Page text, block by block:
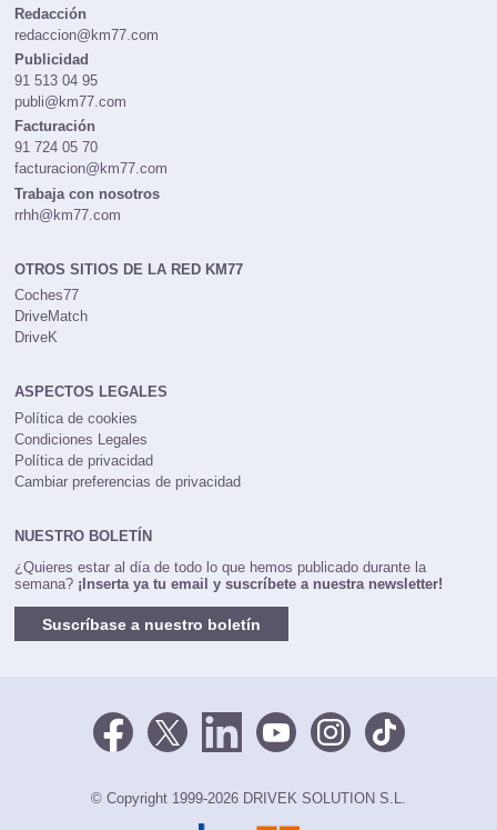
Redacción
redaccion@km77.com
Publicidad
91 513 04 95
publi@km77.com
Facturación
91 724 05 70
facturacion@km77.com
Trabaja con nosotros
rrhh@km77.com
OTROS SITIOS DE LA RED KM77
Coches77
DriveMatch
DriveK
ASPECTOS LEGALES
Política de cookies
Condiciones Legales
Política de privacidad
Cambiar preferencias de privacidad
NUESTRO BOLETÍN
¿Quieres estar al día de todo lo que hemos publicado durante la
semana? ¡Inserta ya tu email y suscríbete a nuestra newsletter!
Suscríbase a nuestro boletín
© Copyright 1999-2026 DRIVEK SOLUTION S.L.